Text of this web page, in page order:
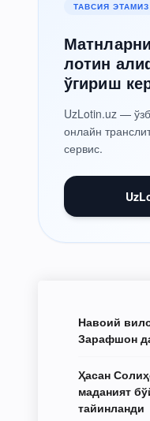
ТАВСИЯ ЭТАМИЗ
лотин
ўгириш
UzLotin.uz —
онлайн
сервис.
Навоий
Зарафшон
Ҳасан
маданият
тайинланди